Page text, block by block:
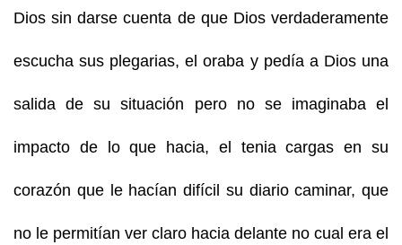
Dios sin darse cuenta de que Dios verdaderamente
escucha sus plegarias, el oraba y pedía a Dios una
salida de su situación pero no se imaginaba el
impacto de lo que hacia, el tenia cargas en su
corazón que le hacían difícil su diario caminar, que
no le permitían ver claro hacia delante no cual era el